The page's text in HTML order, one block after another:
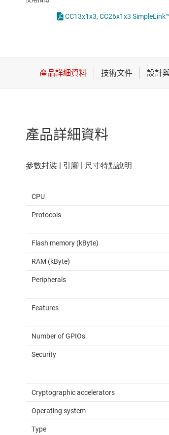
CC13x1x3, CC26x1x3
產品詳細資料
CPU
Protocols
Flash memory (kByte)
RAM (kByte)
Peripherals
Features
Number of GPIOs
Security
Cryptographic accelerators
Operating system
Type